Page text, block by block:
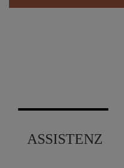
ASSISTENZ